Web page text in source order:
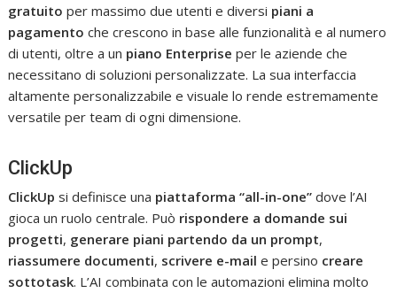
gratuito per massimo due utenti e diversi piani a
pagamento che crescono in base alle funzionalità e al numero
di utenti, oltre a un piano Enterprise per le aziende che
necessitano di soluzioni personalizzate. La sua interfaccia
altamente personalizzabile e visuale lo rende estremamente
versatile per team di ogni dimensione.
ClickUp
ClickUp si definisce una piattaforma “all-in-one” dove l’AI
gioca un ruolo centrale. Può rispondere a domande sui
progetti, generare piani partendo da un prompt,
riassumere documenti, scrivere e-mail e persino creare
sottotask. L’AI combinata con le automazioni elimina molto